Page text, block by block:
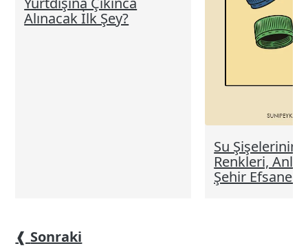
Alınacak İlk Şey?
Su Şişelerinin
Renkleri,
Şehir
❰ Sonraki